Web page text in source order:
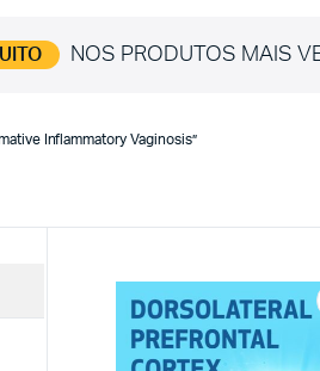
NOS PRODUTOS MAIS
Inflammatory Vaginosis”